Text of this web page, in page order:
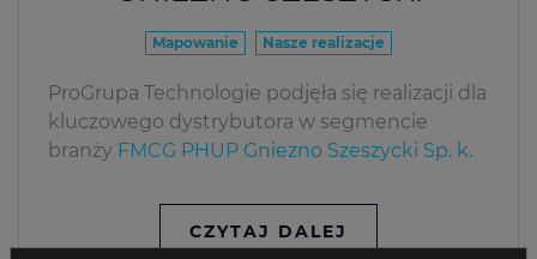
Mapowanie Nasze realizacje
ProGrupa Technologie podjęła się realizacji dla
kluczowego dystrybutora w segmencie
branży FMCG PHUP Gniezno Szeszycki Sp. k.
CZYTAJ DALEJ